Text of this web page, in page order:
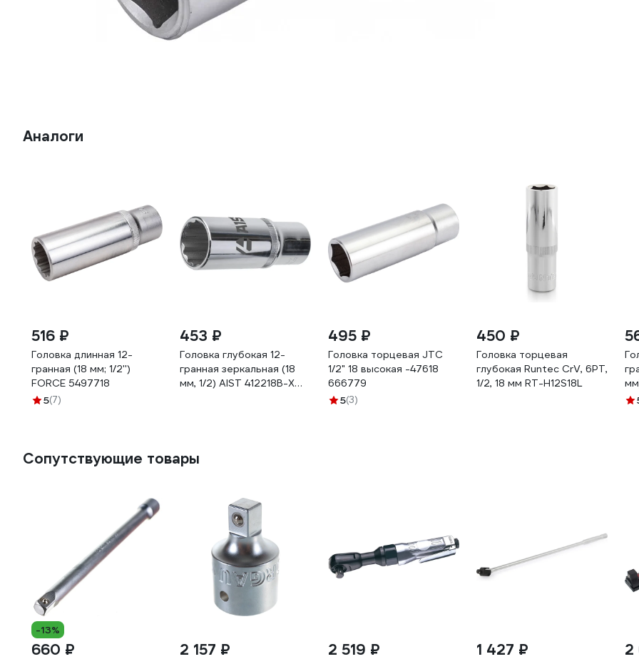
Аналоги
516 ₽
Головка длинная 12-
гранная (18 мм; 1/2'')
FORCE 5497718
5(7)
453 ₽
Головка глубокая 12-
гранная зеркальная (18
мм, 1/2) AIST 412218B-X
495 ₽
Головка торцевая JTC
1/2" 18 высокая -47618
666779
5(3)
450 ₽
Головка торцевая
глубокая Runtec CrV, 6PT,
1/2, 18 мм RT-H12S18L
Сопутствующие товары
-13%
660 ₽ 2 157 ₽ 2 519 ₽ 1 427 ₽ 2